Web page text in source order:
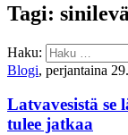
Tagi: sinilevä
Haku:
Blogi, perjantaina
Latvavesistä se
tulee jatkaa